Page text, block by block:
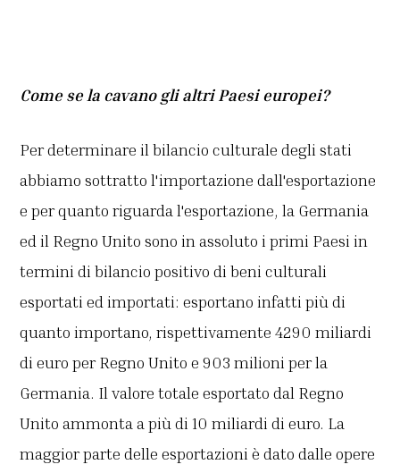
Come se la cavano gli altri Paesi europei?
Per determinare il bilancio culturale degli stati
abbiamo sottratto l'importazione dall'esportazione
e per quanto riguarda l'esportazione, la Germania
ed il Regno Unito sono in assoluto i primi Paesi in
termini di bilancio positivo di beni culturali
esportati ed importati: esportano infatti più di
quanto importano, rispettivamente 4290 miliardi
di euro per Regno Unito e 903 milioni per la
Germania. Il valore totale esportato dal Regno
Unito ammonta a più di 10 miliardi di euro. La
maggior parte delle esportazioni è dato dalle opere